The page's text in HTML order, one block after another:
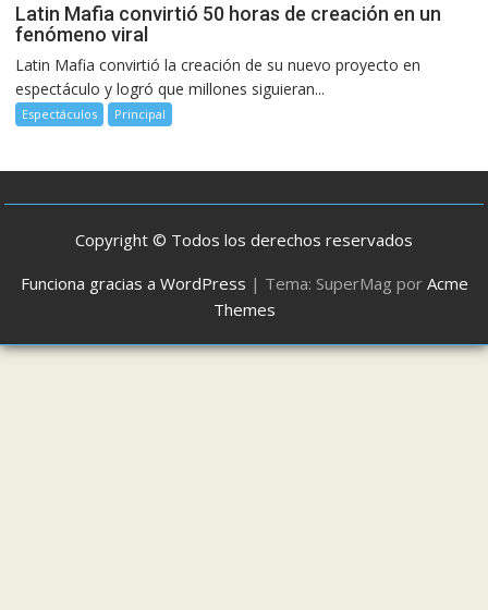
Latin Mafia convirtió 50 horas de creación en un
fenómeno viral
Latin Mafia convirtió la creación de su nuevo proyecto en
espectáculo y logró que millones siguieran...
Espectáculos Principal
Copyright © Todos los derechos reservados
Funciona gracias a WordPress | Tema: SuperMag por Acme
Themes